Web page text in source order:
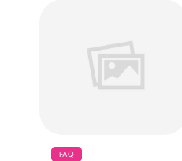
FAQ